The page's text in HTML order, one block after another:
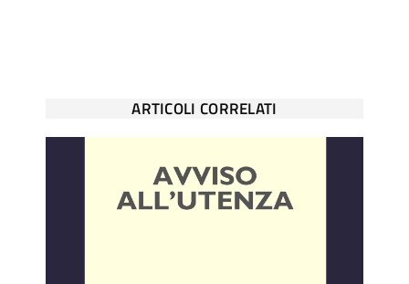
ARTICOLI CORRELATI